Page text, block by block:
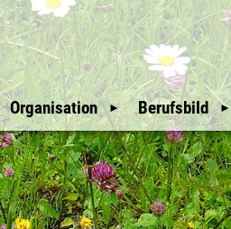
Organisation
Überblick
Vorstand
Vorstandsmitglieder
Berufsbild
Wir
Unsere
Tirols
Stadt
An- &
Mitglieder